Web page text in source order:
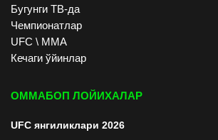
Бугунги ТВ-да
Чемпионатлар
UFC \ ММА
Кечаги ўйинлар
ОММАБОП ЛОЙИХАЛАР
UFC янгиликлари 2026